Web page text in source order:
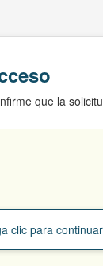
que la
clic para continuar